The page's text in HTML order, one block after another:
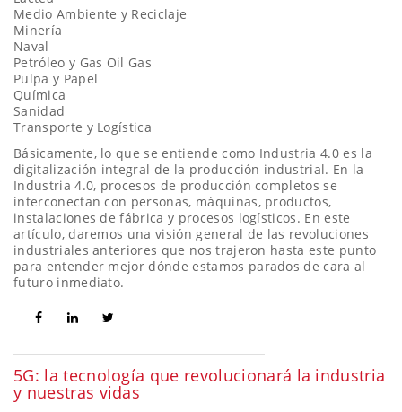
Medio Ambiente y Reciclaje
Minería
Naval
Petróleo y Gas Oil Gas
Pulpa y Papel
Química
Sanidad
Transporte y Logística
Básicamente, lo que se entiende como Industria 4.0 es la
digitalización integral de la producción industrial. En la
Industria 4.0, procesos de producción completos se
interconectan con personas, máquinas, productos,
instalaciones de fábrica y procesos logísticos. En este
artículo, daremos una visión general de las revoluciones
industriales anteriores que nos trajeron hasta este punto
para entender mejor dónde estamos parados de cara al
futuro inmediato.
5G: la tecnología que revolucionará la industria
y nuestras vidas